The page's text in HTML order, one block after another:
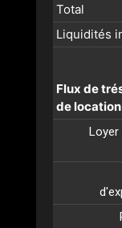
Total
Liquidités
Flux de
de location
Loyer